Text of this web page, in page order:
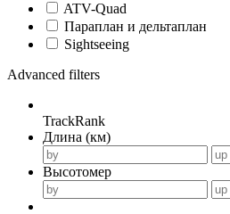
ATV-Quad
Параплан и дельтаплан
Sightseeing
Advanced filters
TrackRank
Длина (км)
Высотомер